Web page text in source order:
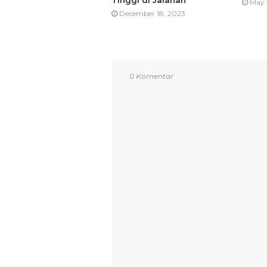
December 18, 2023
May
0 Komentar